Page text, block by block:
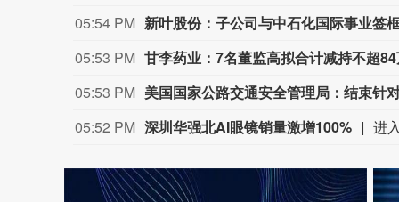
05:54 PM 新叶股份：子公司与中石化国际事业签
05:53 PM 甘李药业：7名董监高拟合计减持不超
05:53 PM
05:52 PM 深圳华强北AI眼镜销量激增100%